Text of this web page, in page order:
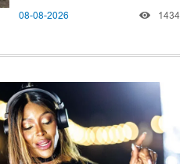
08-08-2026 1434